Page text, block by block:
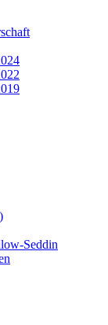
Seddin